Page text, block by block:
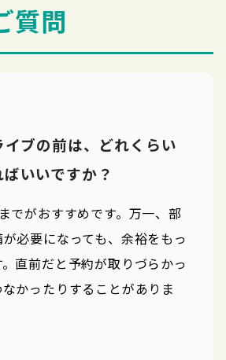
質問
ブの前は、どれくらい
いいですか？
でがおすすめです。万一、部
必要になっても、余裕をもっ
直前だと予約が取りづらかっ
かったりすることがありま